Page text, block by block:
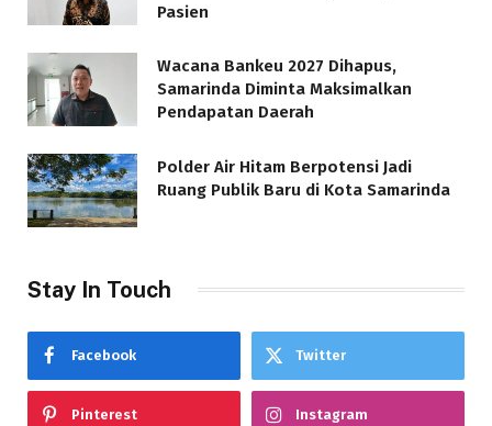
Pasien
Wacana Bankeu 2027 Dihapus,
Samarinda Diminta Maksimalkan
Pendapatan Daerah
Polder Air Hitam Berpotensi Jadi
Ruang Publik Baru di Kota Samarinda
Stay In Touch
Facebook Twitter
Pinterest Instagram